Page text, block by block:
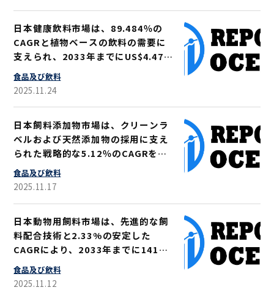
日本健康飲料市場は、89.484％の
CAGRと植物ベースの飲料の需要に
支えられ、2033年までにUS$4.47億
に拡大すると予想されています
食品及び飲料
2025.11.24
日本飼料添加物市場は、クリーンラ
ベルおよび天然添加物の採用に支え
られた戦略的な5.12％のCAGRを特
徴とし、2033年までに28億米ドル
へ急増すると予測される
食品及び飲料
2025.11.17
日本動物用飼料市場は、先進的な飼
料配合技術と2.33%の安定した
CAGRにより、2033年までに141億
1000万米ドル規模に拡大すると予測
される
食品及び飲料
2025.11.12